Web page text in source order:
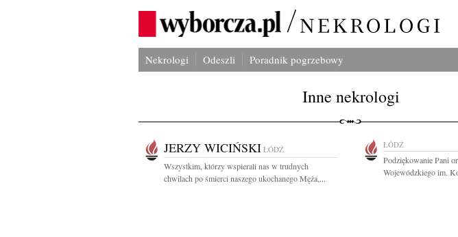
Nekrologi Odeszli Poradnik pogrzebowy
Inne nekrologi
JERZY WICIŃSKI ŁÓDŹ
Wszystkim, którzy wspierali nas w trudnych
chwilach po śmierci naszego ukochanego Męża,...
ŁÓDŹ
Podziękowanie Pani
Wojewódzkiego im.